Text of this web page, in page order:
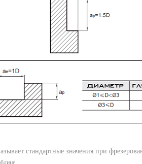
стандартные значения при